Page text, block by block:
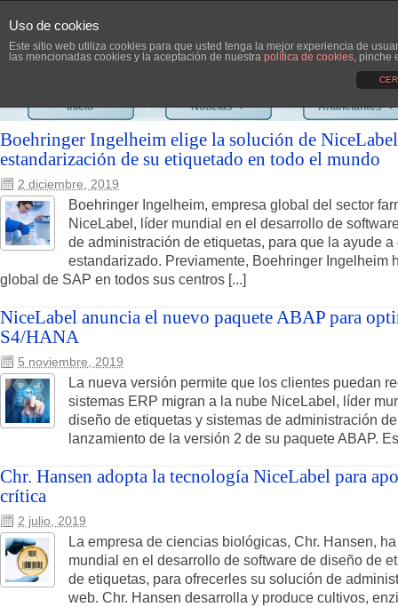
Inicio Noticias › Anunciantes ›
Boehringer Ingelheim elige la solución de
estandarización de su etiquetado en todo el mundo
2 diciembre, 2019
Boehringer Ingelheim, empresa global del sector
NiceLabel, líder mundial en el desarrollo de
de administración de etiquetas, para que la ayude
estandarizado. Previamente, Boehringer Ingelheim
global de SAP en todos sus centros [...]
NiceLabel anuncia el nuevo paquete ABAP para
S4/HANA
5 noviembre, 2019
La nueva versión permite que los clientes puedan
sistemas ERP migran a la nube NiceLabel, líder
diseño de etiquetas y sistemas de administración
lanzamiento de la versión 2 de su paquete ABAP.
Chr. Hansen adopta la tecnología NiceLabel para
crítica
2 julio, 2019
La empresa de ciencias biológicas, Chr. Hansen,
mundial en el desarrollo de software de diseño de
de etiquetas, para ofrecerles su solución de
web. Chr. Hansen desarrolla y produce cultivos,
Uso de cookies
Este sitio web utiliza cookies para que usted tenga la mejor experiencia de
las mencionadas cookies y la aceptación de nuestra política de cookies, pinche